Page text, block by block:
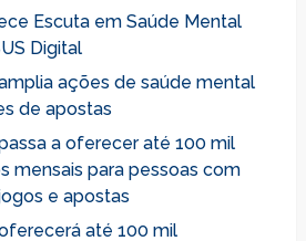
Escuta em Saúde Mental
Digital
ações de saúde mental
de apostas
a oferecer até 100 mil
mensais para pessoas com
e apostas
até 100 mil